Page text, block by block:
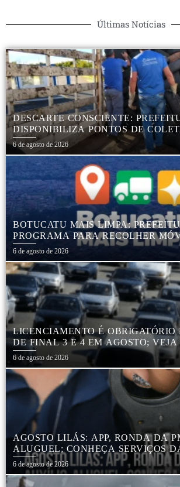
Últimas Notícias
DESCARTE CONSCIENTE:
DISPONIBILIZA PONTOS DE
DESCARTE AMBIENTALMENTE
PNEUS, GARANTINDO
E PRESERVAÇÃO AMBIENTAL
6 de agosto de 2026
BOTUCATU MAIS LIMPA:
PROGRAMA PARA RECOLHER
COLCHÕES E OUTROS MATERIAIS
6 de agosto de 2026
LICENCIAMENTO É OBRIGATÓRIO
DE FINAL 3 E 4 EM AGOSTO;
6 de agosto de 2026
AGOSTO LILÁS: APP, RONDA DA
ALUGUEL; CONHEÇA SERVIÇOS
PROTEÇÃO ÀS MULHERES NO
6 de agosto de 2026